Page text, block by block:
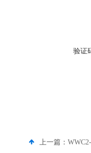
验证
上一篇：